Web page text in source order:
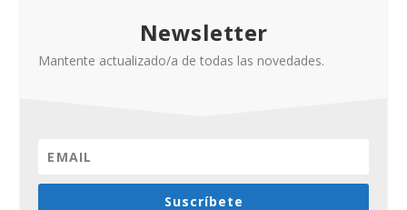
Newsletter
Mantente actualizado/a de todas las novedades.
Suscríbete